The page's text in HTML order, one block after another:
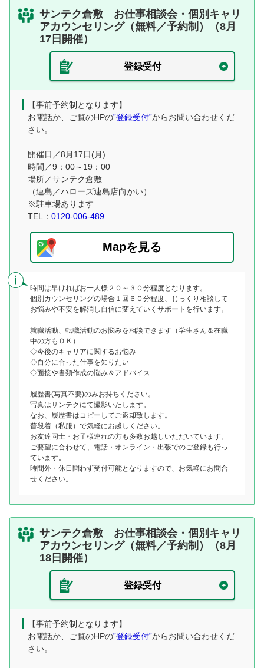
サンテク倉敷 お仕事相談会・個別キャリ
アカウンセリング（無料／予約制）（8月
17日開催）
登録受付
【事前予約制となります】
お電話か、ご覧のHPの”登録受付”からお問い合わせくだ
さい。
開催日／8月17日(月)
時間／9：00～19：00
場所／サンテク倉敷
（連島／ハローズ連島店向かい）
※駐車場あります
TEL： 0120-006-489
Mapを見る
時間は早ければお一人様２０～３０分程度となります。
個別カウンセリングの場合１回６０分程度、じっくり相談して
お悩みや不安を解消し自信に変えていくサポートを行います。
就職活動、転職活動のお悩みを相談できます（学生さん＆在職
中の方もＯＫ）
◇今後のキャリアに関するお悩み
◇自分に合った仕事を知りたい
◇面接や書類作成の悩み＆アドバイス
履歴書(写真不要)のみお持ちください。
写真はサンテクにて撮影いたします。
なお、履歴書はコピーしてご返却致します。
普段着（私服）で気軽にお越しください。
お友達同士・お子様連れの方も多数お越しいただいています。
ご要望に合わせて、電話・オンライン・出張でのご登録も行っ
ています。
時間外・休日問わず受付可能となりますので、お気軽にお問合
せください。
サンテク倉敷 お仕事相談会・個別キャリ
アカウンセリング（無料／予約制）（8月
18日開催）
登録受付
【事前予約制となります】
お電話か、ご覧のHPの”登録受付”からお問い合わせくだ
さい。